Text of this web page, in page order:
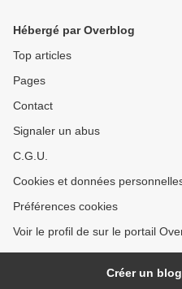
Hébergé par Overblog
Top articles
Pages
Contact
Signaler un abus
C.G.U.
Cookies et données
Préférences cookies
Voir le profil de sur le portail
Créer un